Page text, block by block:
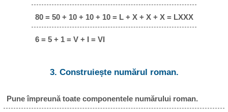
80 = 50 + 10 + 10 + 10 = L + X + X + X = LXXX
6 = 5 + 1 = V + I = VI
3. Construiește numărul roman.
Pune împreună toate componentele numărului roman.